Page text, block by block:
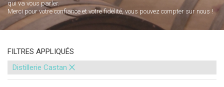
qui va vous parler.
Merci pour votre confiance et votre fidélité, vous pouvez compter sur nous !
FILTRES APPLIQUÉS
Distillerie Castan ×